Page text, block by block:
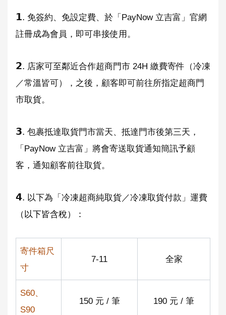
𝟭. 免簽約、免設定費、於「PayNow 立吉富」官網
註冊成為會員，即可串接使用。
𝟮. 店家可至鄰近合作超商門市 24H 繳費寄件（冷凍
／常溫皆可），之後，顧客即可前往所指定超商門
市取貨。
𝟯. 包裹抵達取貨門市當天、抵達門市後第三天，
「PayNow 立吉富」將會寄送取貨通知簡訊予顧
客，通知顧客前往取貨。
𝟰. 以下為「冷凍超商純取貨／冷凍取貨付款」運費
（以下皆含稅）：
寄件箱尺
寸
7-11 全家
S60、
S90
150 元 / 筆 190 元 / 筆